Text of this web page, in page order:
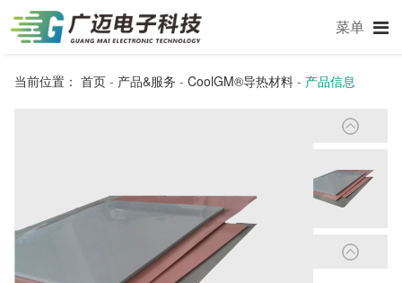
菜单
当前位置： 首页- 产品&服务 - CoolGM®导热材料- 产品信息